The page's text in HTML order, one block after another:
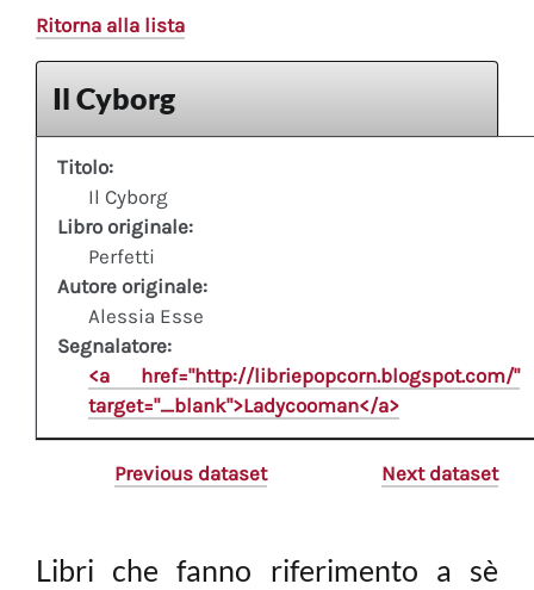
Ritorna alla lista
Il Cyborg
Titolo:
Il Cyborg
Libro originale:
Perfetti
Autore originale:
Alessia Esse
Segnalatore:
<a href="http://libriepopcorn.blogspot.com/"
target="_blank">Ladycooman</a>
Previous dataset Next dataset
Libri che fanno riferimento a sè